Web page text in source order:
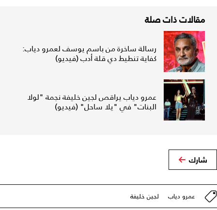
مقالات ذات صلة
رسالة ساخرة من باسم يوسف لعمرو دياب:
كفاية تنطيط دي قلة أدب (فيديو)
عمرو دياب يراقص لجين خليفة نجمة "لولا
البنات" في "يلا ساحل" (فيديو)
شارك
عمرو دياب لجين خليفة